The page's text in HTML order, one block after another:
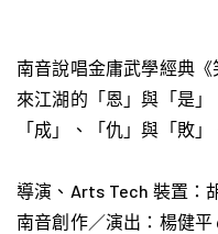
南音說唱金庸武學經典
來江湖的「恩」與「是
「成」、「仇」與「敗」
導演、Arts Tech 裝置：
南音創作／演出：楊健平